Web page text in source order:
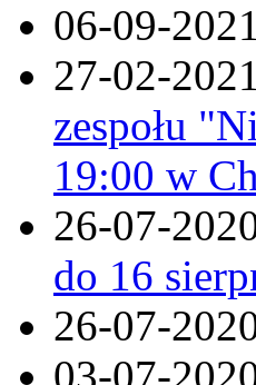
06-09-
27-02-
zespołu
19:00 w
26-07-
do 16
26-07-